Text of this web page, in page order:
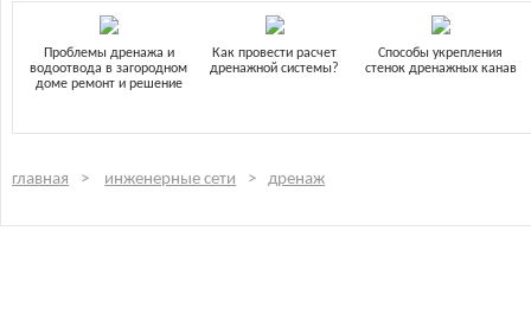
Проблемы дренажа и
водоотвода в загородном
доме ремонт и решение
Как провести расчет
дренажной системы?
Способы укрепления
стенок дренажных канав
главная инженерные сети дренаж